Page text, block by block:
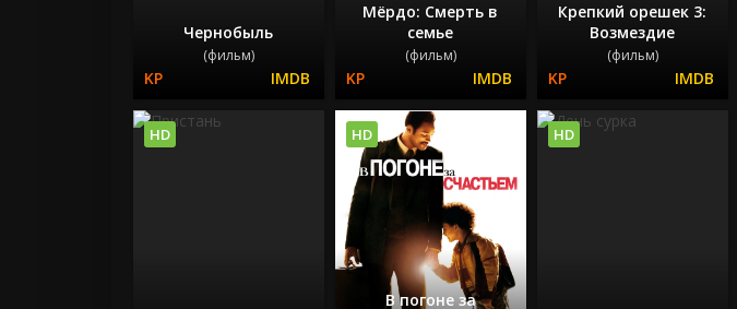
Чернобыль
(фильм)
Мёрдо: Смерть в
семье
(фильм)
Крепкий орешек 3:
Возмездие
(фильм)
HD
В погоне за
HD HD